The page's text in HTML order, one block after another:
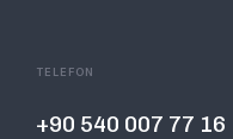
TELEFON
+90 540 007 77 16